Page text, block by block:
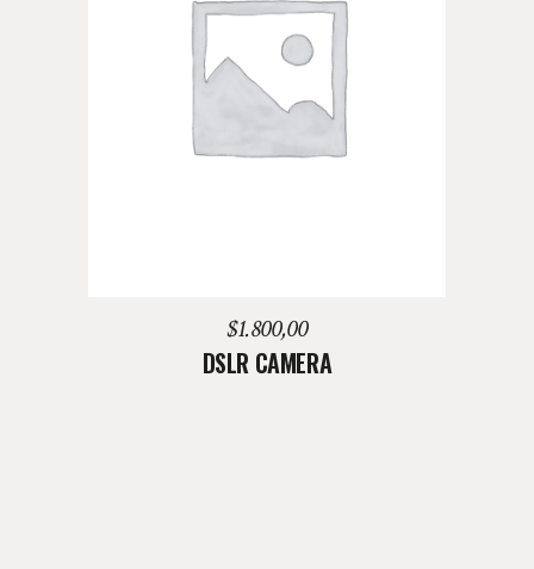
AGREGAR AL CARRITO
$1.800,00
DSLR CAMERA